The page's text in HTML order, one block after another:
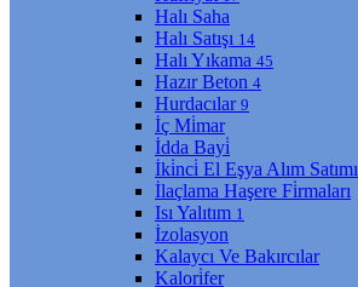
Halı Saha
Halı Satışı 14
Halı Yıkama 45
Hazır Beton 4
Hurdacılar 9
İç Mi̇mar
İdda Bayi̇
İki̇nci̇ El Eşya Alım Satımı
İlaçlama Haşere Fi̇rmaları
Isı Yalıtım 1
İzolasyon
Kalaycı Ve Bakırcılar
Kalori̇fer